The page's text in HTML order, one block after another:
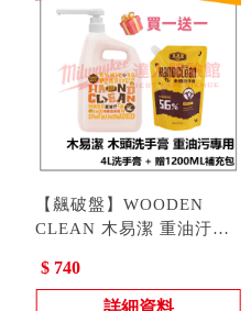
【飆破盤】WOODEN
CLEAN 木易潔 重油汙木
油
$ 740
詳細資料